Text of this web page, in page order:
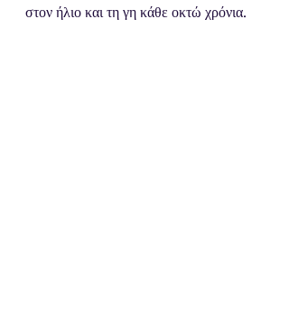
στον ήλιο και τη γη κάθε οκτώ χρόνια.